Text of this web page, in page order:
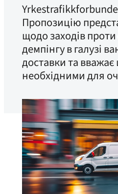
Пропозицію
щодо заходів
демпінгу в галузі
доставки та вважає
необхідними для